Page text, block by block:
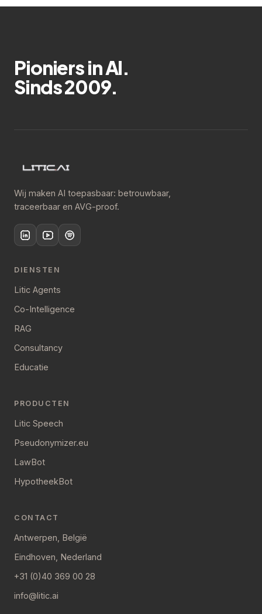
Pioniers in AI.
Sinds 2009.
Wij maken AI toepasbaar: betrouwbaar,
traceerbaar en AVG-proof.
DIENSTEN
Litic Agents
Co-Intelligence
RAG
Consultancy
Educatie
PRODUCTEN
Litic Speech
Pseudonymizer.eu
LawBot
HypotheekBot
CONTACT
Antwerpen, België
Eindhoven, Nederland
+31 (0)40 369 00 28
info@litic.ai